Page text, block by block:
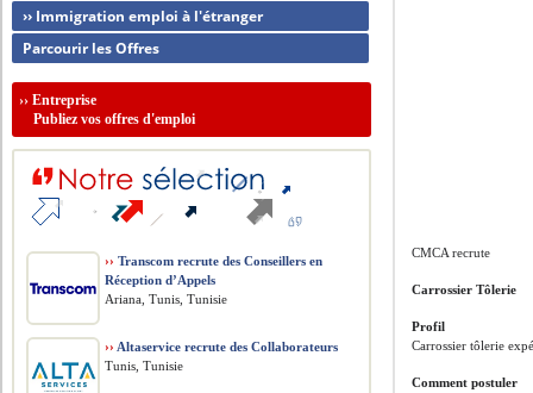
CMCA recrute
Carrossier Tôlerie
Profil
Carrossier tôlerie
Comment postuler
›› Immigration emploi à l'étranger
Parcourir les Offres
››Entreprise
Publiez vos offres d'emploi
›› Transcom recrute des Conseillers en
Réception d’Appels
Ariana, Tunis, Tunisie
›› Altaservice recrute des Collaborateurs
Tunis, Tunisie